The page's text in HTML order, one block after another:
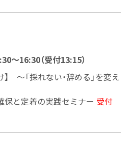
～16:30（受付13:15）
】 ～「採れない・辞める」を変え
保と定着の実践セミナー 受付